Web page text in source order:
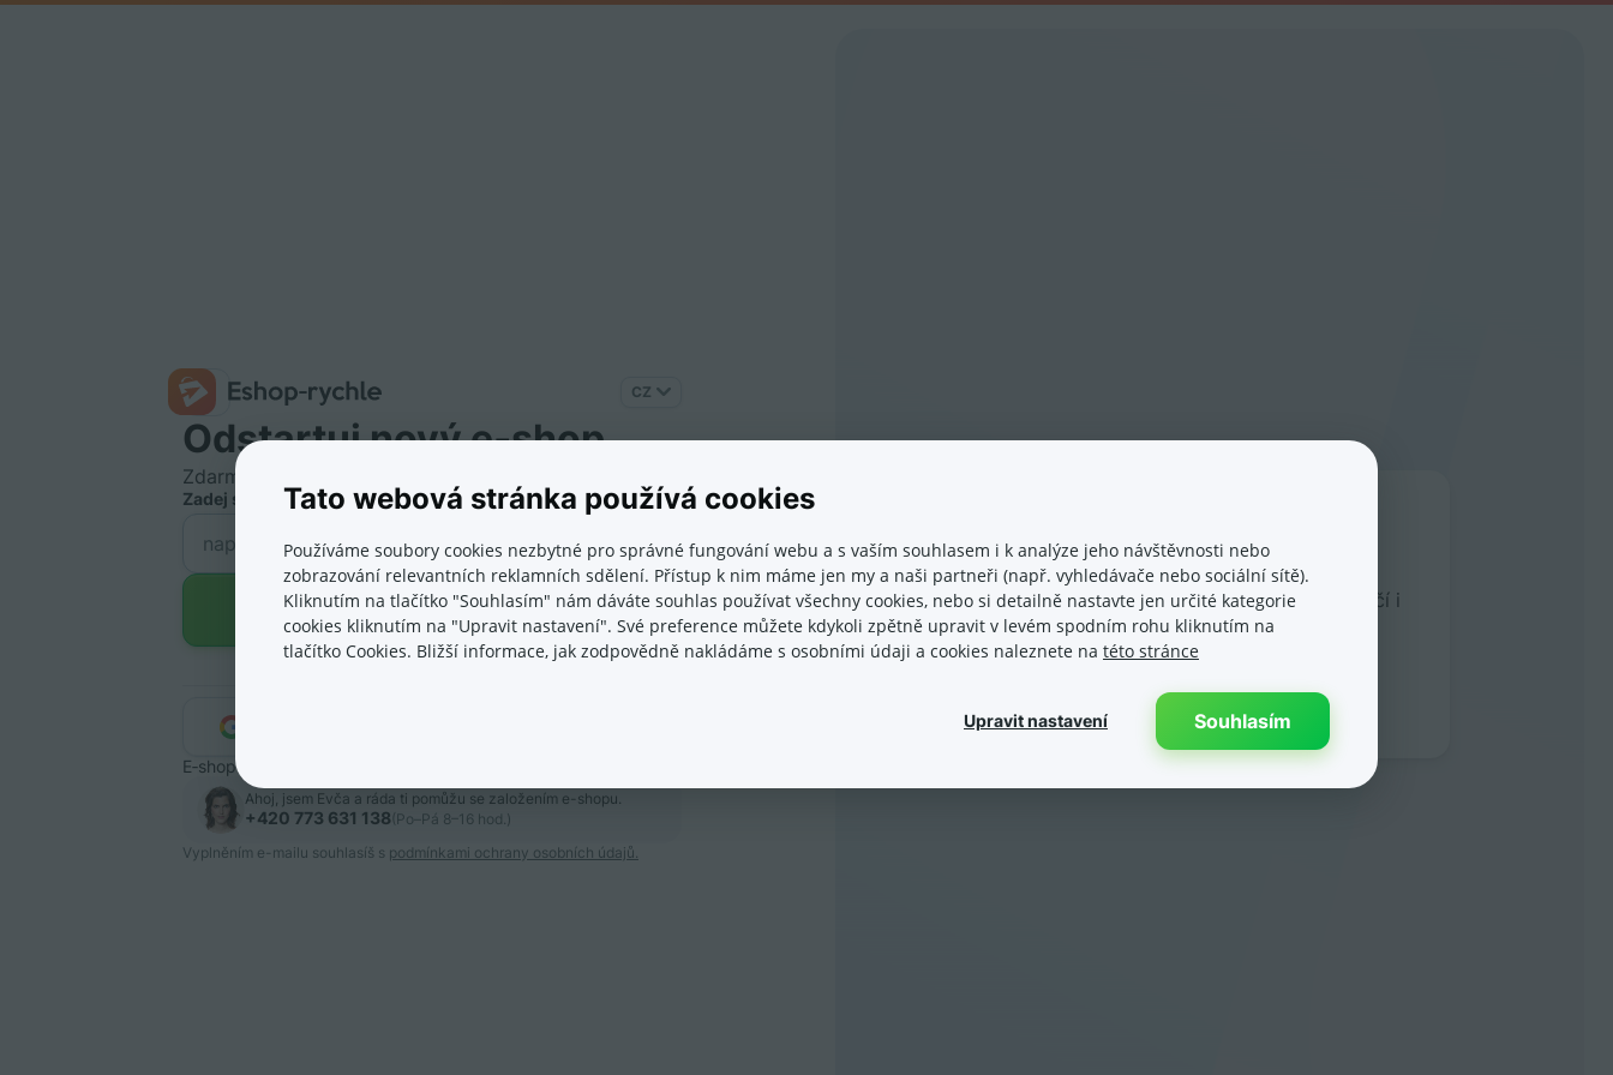
CZ
Odstartuj nový e‑shop
Zdarma a nezávazně na 15 dní.
Zadej svůj e-mail:
Odstartovat e-shop
E‑shop už mám, chci se
Ahoj, jsem Evča a ráda ti pomůžu se založením e-shopu.
+420 773 631 138 (Po–Pá 8–16 hod.)
Vyplněním e-mailu souhlasíš s podmínkami ochrany osobních údajů.
systému, množství potřebných funkcí,
srozumitelnou a rychlou technickou
podporu. Eshop‑rychle kvalitativně předčí i
zakázkový eshop, který jsme měli v
minulosti.“
Veronika Taušek
RedX.cz
Tato webová stránka používá cookies
Používáme soubory cookies nezbytné pro správné fungování webu a s vaším souhlasem i k analýze jeho návštěvnosti nebo
zobrazování relevantních reklamních sdělení. Přístup k nim máme jen my a naši partneři (např. vyhledávače nebo sociální sítě).
Kliknutím na tlačítko "Souhlasím" nám dáváte souhlas používat všechny cookies, nebo si detailně nastavte jen určité kategorie
cookies kliknutím na "Upravit nastavení". Své preference můžete kdykoli zpětně upravit v levém spodním rohu kliknutím na
tlačítko Cookies. Bližší informace, jak zodpovědně nakládáme s osobními údaji a cookies naleznete na této stránce
Souhlasím
Upravit nastavení